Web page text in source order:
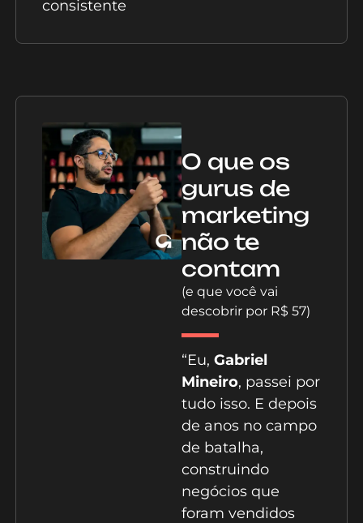
consistente
O que os
gurus de
marketing
não te
contam
(e que você vai
descobrir por R$ 57)
“Eu, Gabriel
Mineiro, passei por
tudo isso. E depois
de anos no campo
de batalha,
construindo
negócios que
foram vendidos